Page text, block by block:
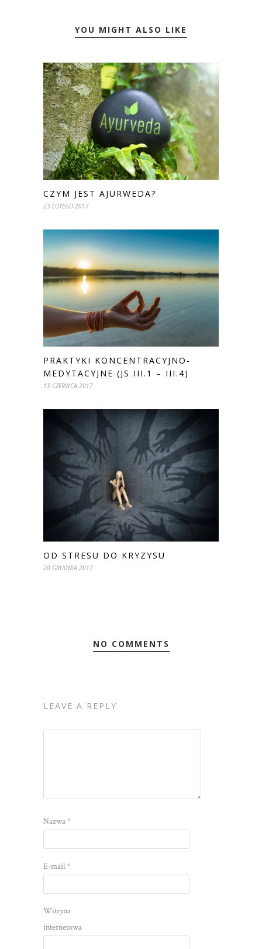
YOU MIGHT ALSO LIKE
CZYM JEST AJURWEDA?
23 LUTEGO 2017
PRAKTYKI KONCENTRACYJNO-
MEDYTACYJNE (JS III.1 – III.4)
13 CZERWCA 2017
OD STRESU DO KRYZYSU
20 GRUDNIA 2017
NO COMMENTS
LEAVE A REPLY
Nazwa*
E-mail*
Witryna
internetowa